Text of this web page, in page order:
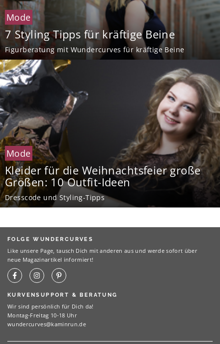
Mode
7 Styling Tipps für kräftige Beine
Figurberatung mit Wundercurves für kräftige Beine
Mode
Kleider für die Weihnachtsfeier große
Größen: 10 Outfit-Ideen
Dresscode und Styling-Tipps
FOLGE WUNDERCURVES
Like unsere Page, tausch Dich mit anderen aus und werde sofort über
neue Magazinartikel informiert!
KURVENSUPPORT & BERATUNG
Wir sind persönlich für Dich da!
Montag-Freitag 10-18 Uhr
wundercurves@kaminrun.de